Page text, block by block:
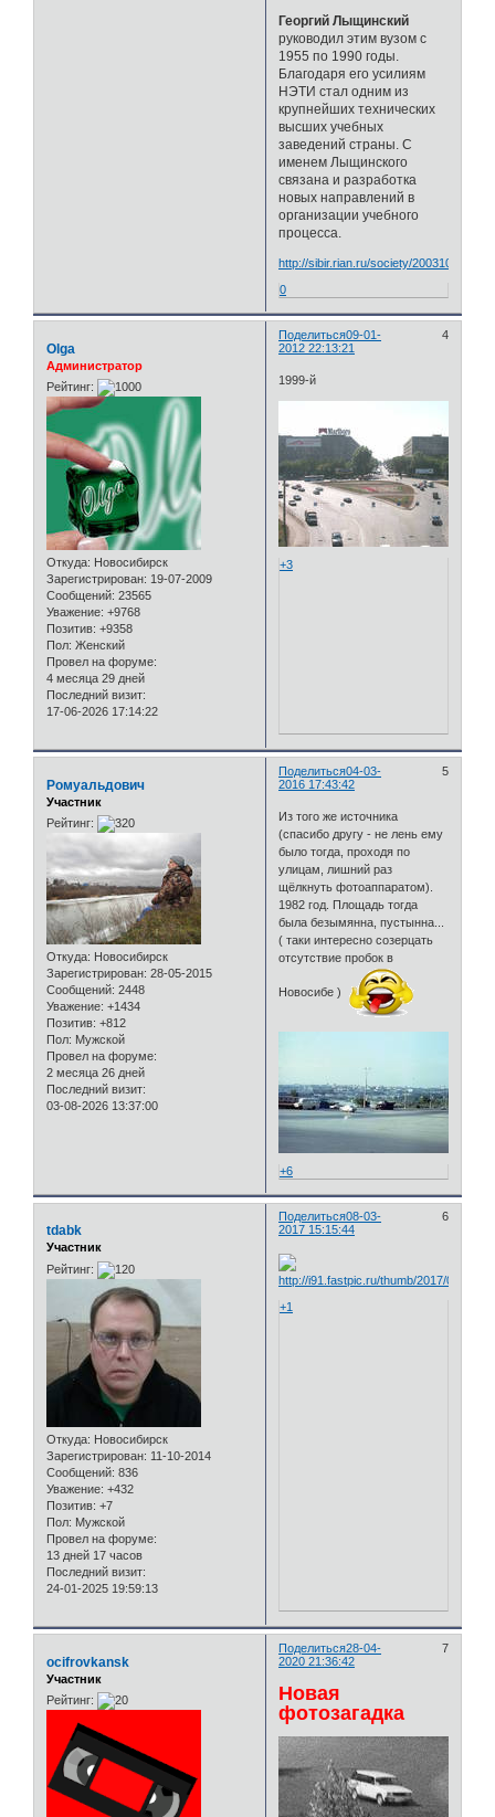
Георгий Лыщинский
руководил этим вузом с
1955 по 1990 годы.
Благодаря его усилиям
НЭТИ стал одним из
крупнейших технических
высших учебных
заведений страны. С
именем Лыщинского
связана и разработка
новых направлений в
организации учебного
процесса.
http://sibir.rian.ru/society/20031020/
0
Поделиться 4
09-01-
2012 22:13:21
Olga
Администратор
Рейтинг:
Откуда: Новосибирск
Зарегистрирован: 19-07-2009
Сообщений: 23565
Уважение: +9768
Позитив: +9358
Пол: Женский
Провел на форуме:
4 месяца 29 дней
Последний визит:
17-06-2026 17:14:22
1999-й
+3
Поделиться 5
04-03-
2016 17:43:42
Ромуальдович
Участник
Рейтинг:
Откуда: Новосибирск
Зарегистрирован: 28-05-2015
Сообщений: 2448
Уважение: +1434
Позитив: +812
Пол: Мужской
Провел на форуме:
2 месяца 26 дней
Последний визит:
03-08-2026 13:37:00
Из того же источника
(спасибо другу - не лень ему
было тогда, проходя по
улицам, лишний раз
щёлкнуть фотоаппаратом).
1982 год. Площадь тогда
была безымянна, пустынна...
( таки интересно созерцать
отсутствие пробок в
Новосибе )
+6
Поделиться 6
08-03-
2017 15:15:44
tdabk
Участник
Рейтинг:
Откуда: Новосибирск
Зарегистрирован: 11-10-2014
Сообщений: 836
Уважение: +432
Позитив: +7
Пол: Мужской
Провел на форуме:
13 дней 17 часов
Последний визит:
24-01-2025 19:59:13
+1
Поделиться 7
28-04-
2020 21:36:42
ocifrovkansk
Участник
Рейтинг:
Новая
фотозагадка